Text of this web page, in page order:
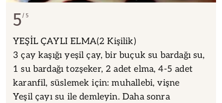
5 5
YEŞİL ÇAYLI ELMA(2 Kişilik)
3 çay kaşığı yeşil çay, bir buçuk su bardağı su,
1 su bardağı tozşeker, 2 adet elma, 4-5 adet
karanfil, süslemek için: muhallebi, vişne
Yeşil çayı su ile demleyin. Daha sonra